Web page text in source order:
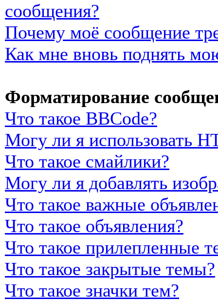
сообщения?
Почему моё сообщение
Как мне вновь поднять
Форматирование
Что такое BBCode?
Могу ли я использовать
Что такое смайлики?
Могу ли я добавлять
Что такое важные
Что такое объявления?
Что такое прилепленные
Что такое закрытые темы?
Что такое значки тем?